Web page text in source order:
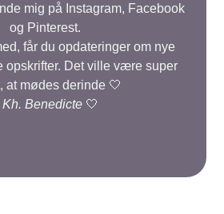
mig på Instagram, Facebook
og Pinterest.
får du opdateringer om nye
opskrifter. Det ville være super
at mødes derinde 🤍
Kh. Benedicte🤍